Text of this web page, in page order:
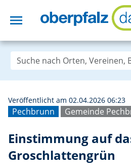
menu
Pechbrunn Gemeinde
Veröffentlicht am 02.04.2026 06:23
Einstimmung auf
Groschlattengrün